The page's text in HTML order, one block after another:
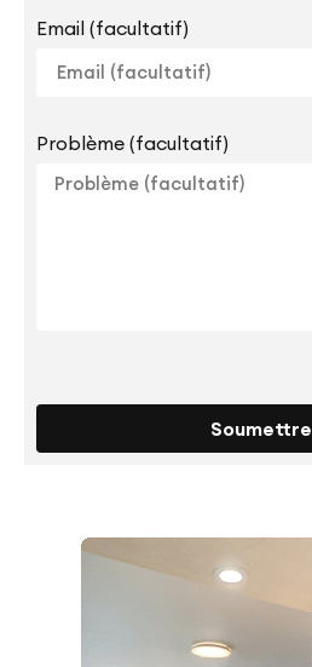
Email (facultatif)
Problème (facultatif)
Soumettre